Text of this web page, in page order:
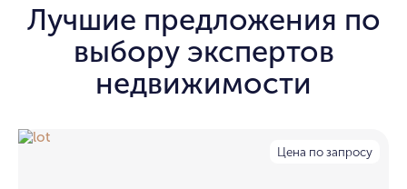
Лучшие предложения по
выбору экспертов
недвижимости
Цена по запросу